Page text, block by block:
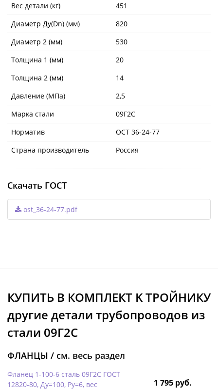
Вес детали (кг)
451
Диаметр Ду(Dn) (мм)
820
Диаметр 2 (мм)
530
Толщина 1 (мм)
20
Толщина 2 (мм)
14
Давление (МПа)
2,5
Марка стали
09Г2С
Норматив
ОСТ 36-24-77
Страна производитель
Россия
Скачать ГОСТ
ost_36-24-77.pdf
КУПИТЬ В КОМПЛЕКТ K ТРОЙНИКУ
другие детали трубопроводов из
стали 09Г2С
ФЛАНЦЫ / см. весь раздел
Фланец 1-100-6 сталь 09Г2С ГОСТ
12820-80, Ду=100, Ру=6, вес
1 795 руб.